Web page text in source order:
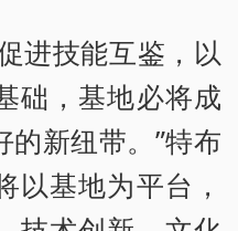
进技能互鉴，以
础，基地必将成
的新纽带。”特布
以基地为平台，